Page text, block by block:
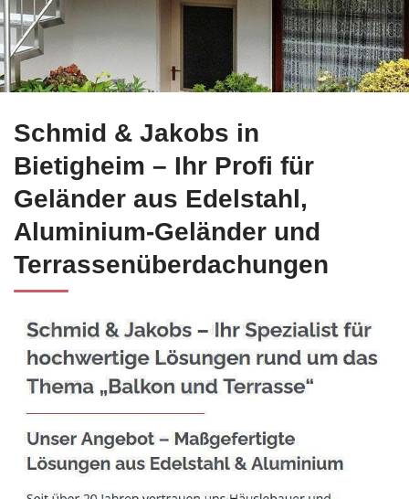
Bei ☀️Schmid-Jakobs.de für Bietigheim: Edelstahl
Schmid & Jakobs in
Bietigheim – Ihr Profi für
Geländer aus Edelstahl,
Aluminium-Geländer und
Terrassenüberdachungen